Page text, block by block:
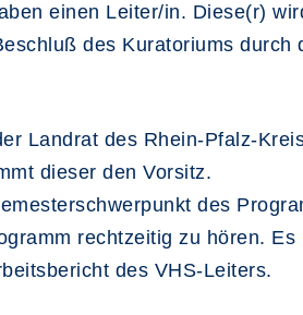
einen Leiter/in. Diese(r)
des Kuratoriums
Landrat des Rhein-Pfalz-
dieser den Vorsitz.
des
rechtzeitig zu hören.
des VHS-Leiters.